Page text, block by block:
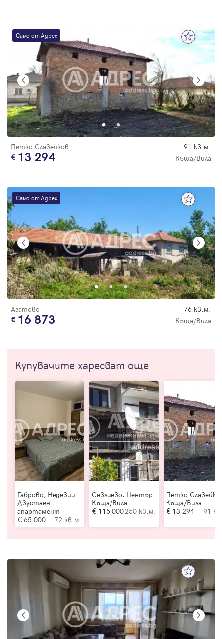
Само от Адрес
Петко Славейков 91 кв.м.
13 294 Къща/Вила
Само от Адрес
Агатово 76 кв.м.
16 873 Къща/Вила
Купувачите харесват още
Габрово, Недевци
Двустаен
апартамент
65 000
72 кв.м.
Севлиево, Център
Къща/Вила
115 000250 кв.м.
Петко
Къща/Вила
13 294
91